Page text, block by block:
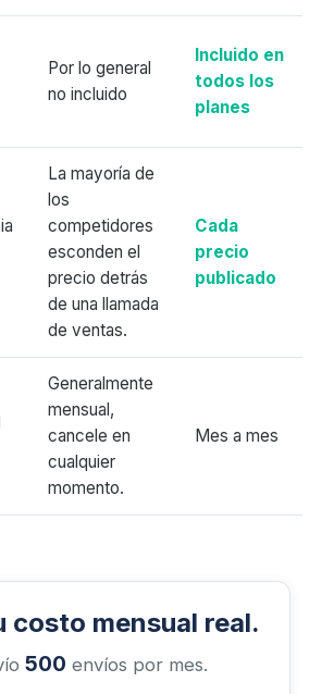
Por lo general
no incluido
Incluido en
todos los
planes
La mayoría de
los
competidores
esconden el
precio detrás
de una llamada
de ventas.
Cada
precio
publicado
Generalmente
mensual,
cancele en
cualquier
momento.
Mes a mes
costo mensual real.
500 envíos por mes.